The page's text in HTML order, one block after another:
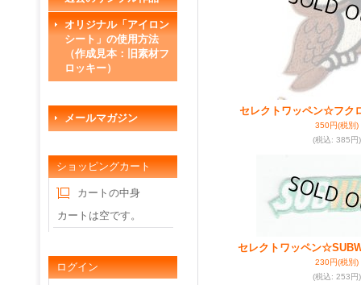
オリジナル「アイロン
シート」の使用方法
（作成見本：旧素材フ
ロッキー）
メールマガジン
ショッピングカート
カートの中身
カートは空です。
ログイン
セレクトワッペン☆フク
350円(税別)
(税込: 385円)
セレクトワッペン
230円(税別)
(税込: 253円)